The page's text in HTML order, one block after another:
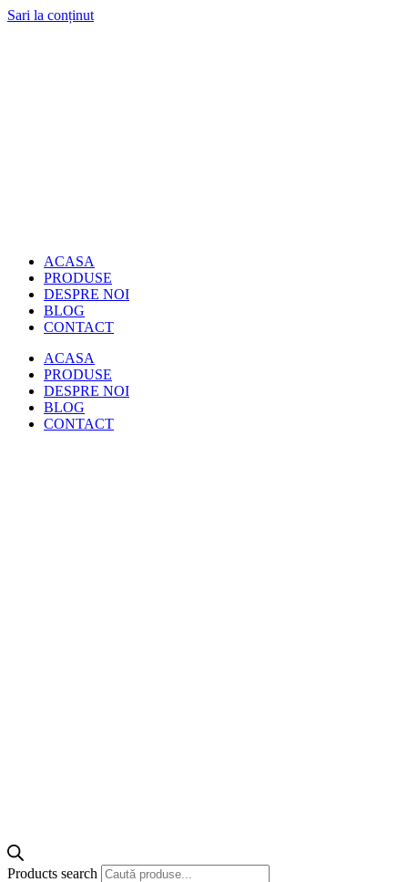
Sari la conținut
ACASA
PRODUSE
DESPRE NOI
BLOG
CONTACT
ACASA
PRODUSE
DESPRE NOI
BLOG
CONTACT
Products search